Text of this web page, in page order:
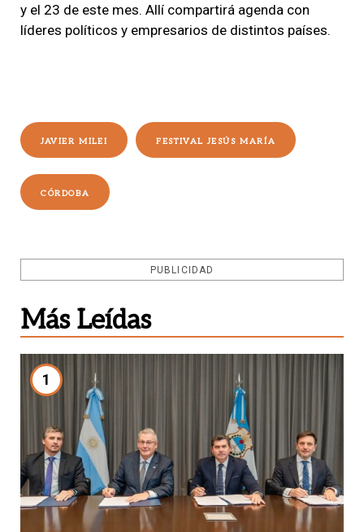
y el 23 de este mes. Allí compartirá agenda con
líderes políticos y empresarios de distintos países.
JAVIER MILEI FESTIVAL JESÚS MARÍA
CÓRDOBA
PUBLICIDAD
Más Leídas
1